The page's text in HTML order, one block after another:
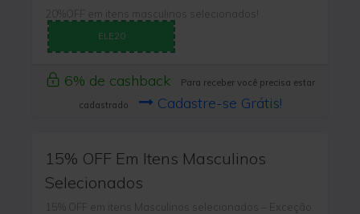
20%OFF em itens masculinos selecionados!
ELE20
6% de cashback
Para receber você precisa estar
cadastrado
Cadastre-se Grátis!
15% OFF Em Itens Masculinos
Selecionados
15% OFF em itens Masculinos selecionados – Exceção: